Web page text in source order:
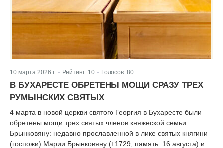
10 марта 2026 г. | Рейтинг: 10 Голосов: 80
В БУХАРЕСТЕ ОБРЕТЕНЫ МОЩИ СРАЗУ ТРЕХ
РУМЫНСКИХ СВЯТЫХ
4 марта в новой церкви святого Георгия в Бухаресте были
обретены мощи трех святых членов княжеской семьи
Брынковяну: недавно прославленной в лике святых княгини
(госпожи) Марии Брынковяну (+1729; память: 16 августа) и